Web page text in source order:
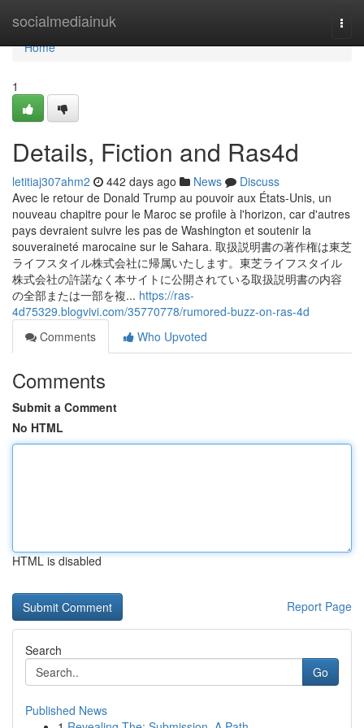
socialmediainuk
Home
Home
1
Details, Fiction and Ras4d
letitiaj307ahm2 442 days ago News
Discuss
Avec le retour de Donald Trump au pouvoir aux États-Unis, un
nouveau chapitre pour le Maroc se profile à l'horizon, car d'autres
pays devraient suivre les pas de Washington et soutenir la
souveraineté marocaine sur le Sahara. 取扱説明書の著作権は東芝
ライフスタイル株式会社に帰属いたします。東芝ライフスタイル
株式会社の許諾なく本サイトに公開されている取扱説明書の内容
の全部または一部を複... https://ras-
4d75329.blogvivi.com/35770778/rumored-buzz-on-ras-4d
Comments
Who Upvoted
Comments
Submit a Comment
No HTML
HTML is disabled
Report Page
Search
Go
Published News